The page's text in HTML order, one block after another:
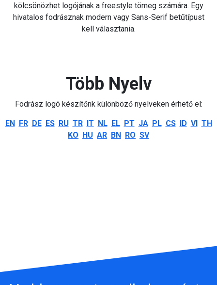
kölcsönözhet logójának a freestyle tömeg számára. Egy
hivatalos fodrásznak modern vagy Sans-Serif betűtípust
kell választania.
Több Nyelv
Fodrász logó készítőnk különböző nyelveken érhető el:
EN FR DE ES RU TR IT NL EL PT JA PL CS ID VI TH
KO HU AR BN RO SV